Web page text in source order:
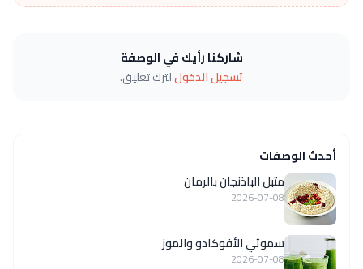
شاركنا رأيك في الوصفة
تسجيل الدخوللترك تعليق.
أحدث الوصفات
متبل الباذنجان بالرمان
2026-07-08
سموثي الأفوكادو والموز
2026-07-08